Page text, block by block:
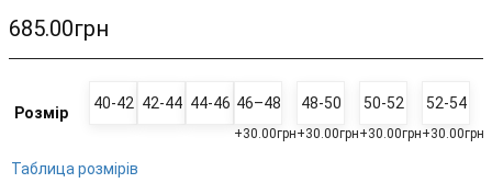
685.00грн
Розмір
40-42 42-44 44-46 46–48
+30.00грн
48-50
+30.00грн
50-52
+30.00грн
52-54
+30.00грн
Таблица розмірів